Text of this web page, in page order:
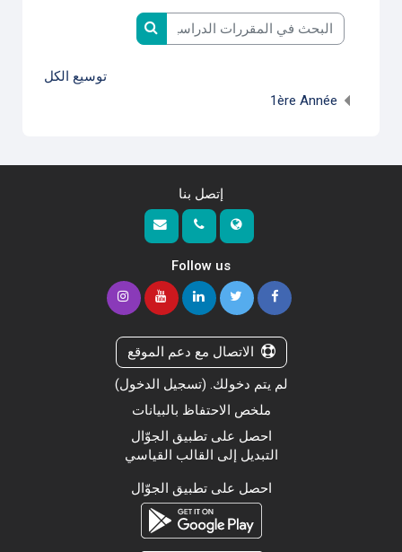
البحث في المقررات الدراسية
البحث في المقررات
توسيع الكل
1ère Année
إتصل بنا
Follow us
الاتصال مع دعم الموقع
لم يتم دخولك. (تسجيل الدخول)
ملخص الاحتفاظ بالبيانات
احصل على تطبيق الجوّال
التبديل إلى القالب القياسي
احصل على تطبيق الجوّال